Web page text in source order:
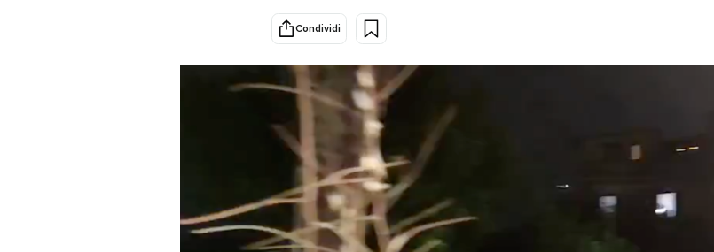
Altrecose
Mondiali calcio 2026
Condividi